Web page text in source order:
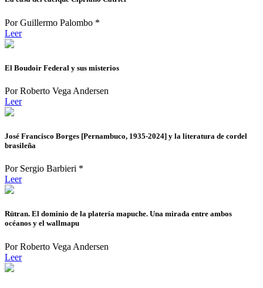
Por Guillermo Palombo *
Leer
El Boudoir Federal y sus misterios
Por Roberto Vega Andersen
Leer
José Francisco Borges [Pernambuco, 1935-2024] y la literatura de cordel
brasileña
Por Sergio Barbieri *
Leer
Rütran. El dominio de la platería mapuche. Una mirada entre ambos
océanos y el wallmapu
Por Roberto Vega Andersen
Leer